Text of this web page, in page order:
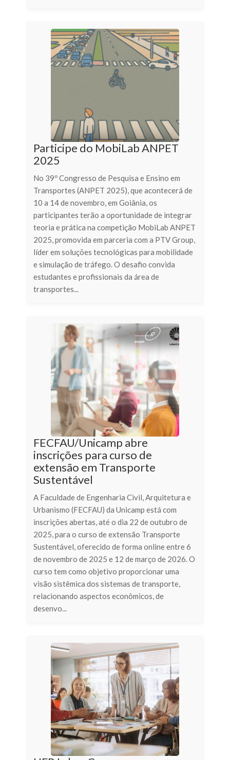
Participe do MobiLab ANPET
2025
No 39º Congresso de Pesquisa e Ensino em
Transportes (ANPET 2025), que acontecerá de
10 a 14 de novembro, em Goiânia, os
participantes terão a oportunidade de integrar
teoria e prática na competição MobiLab ANPET
2025, promovida em parceria com a PTV Group,
líder em soluções tecnológicas para mobilidade
e simulação de tráfego. O desafio convida
estudantes e profissionais da área de
transportes...
FECFAU/Unicamp abre
inscrições para curso de
extensão em Transporte
Sustentável
A Faculdade de Engenharia Civil, Arquitetura e
Urbanismo (FECFAU) da Unicamp está com
inscrições abertas, até o dia 22 de outubro de
2025, para o curso de extensão Transporte
Sustentável, oferecido de forma online entre 6
de novembro de 2025 e 12 de março de 2026. O
curso tem como objetivo proporcionar uma
visão sistêmica dos sistemas de transporte,
relacionando aspectos econômicos, de
desenvo...